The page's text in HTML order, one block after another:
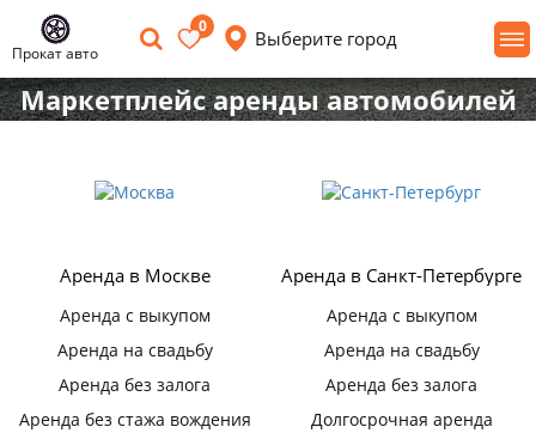
Прокат авто
0
Выберите город
Маркетплейс аренды автомобилей
Аренда в Москве
Аренда с выкупом
Аренда на свадьбу
Аренда без залога
Аренда без стажа вождения
Аренда в Санкт-Петербурге
Аренда с выкупом
Аренда на свадьбу
Аренда без залога
Долгосрочная аренда